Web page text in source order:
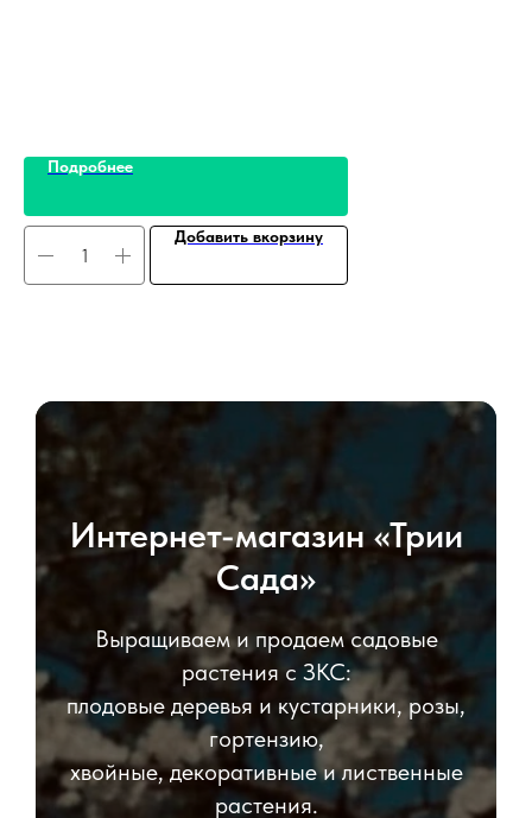
Подробнее
Добавить вкорзину
Интернет-магазин «Трии
Сада»
Выращиваем и продаем садовые
растения с ЗКС:
плодовые деревья и кустарники, розы,
гортензию,
хвойные, декоративные и лиственные
растения.